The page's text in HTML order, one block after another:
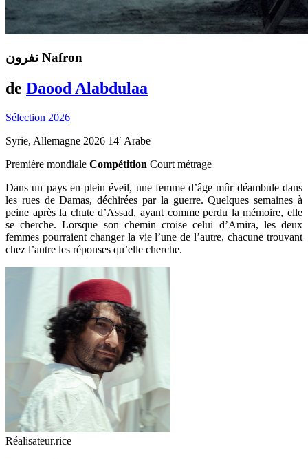
نفرون Nafron
de Daood Alabdulaa
Sélection 2026
Syrie, Allemagne 2026 14′ Arabe
Première mondiale Compétition Court métrage
Dans un pays en plein éveil, une femme d’âge mûr déambule dans
les rues de Damas, déchirées par la guerre. Quelques semaines à
peine après la chute d’Assad, ayant comme perdu la mémoire, elle
se cherche. Lorsque son chemin croise celui d’Amira, les deux
femmes pourraient changer la vie l’une de l’autre, chacune trouvant
chez l’autre les réponses qu’elle cherche.
Réalisateur.rice